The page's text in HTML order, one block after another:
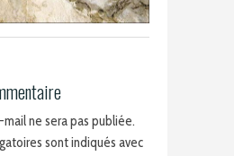
ne sera pas publiée.
sont indiqués avec